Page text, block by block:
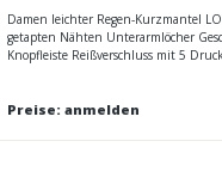
Damen leichter Regen-Kurzmantel
getapten Nähten Unterarmlöcher
Knopfleiste Reißverschluss mit 5
Preise: anmelden